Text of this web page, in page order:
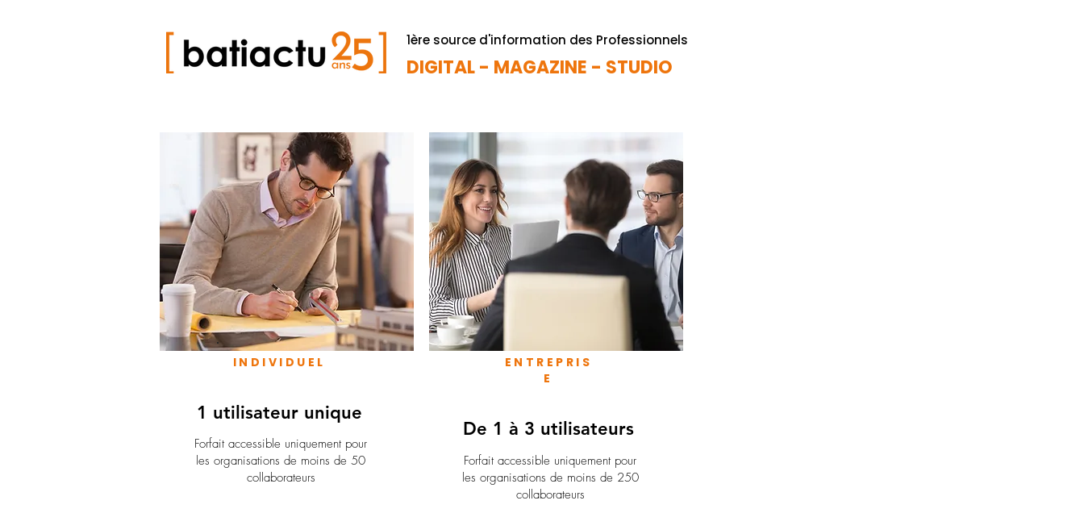
1ère source d'information des Professionnels
DIGITAL - MAGAZINE - STUDIO
INDIVIDUEL
1 utilisateur unique
​Forfait accessible uniquement pour
les organisations de moins de 50
collaborateurs
ENTREPRIS
E
De 1 à 3 utilisateurs
Forfait accessible uniquement pour
les organisations de moins de 250
collaborateurs